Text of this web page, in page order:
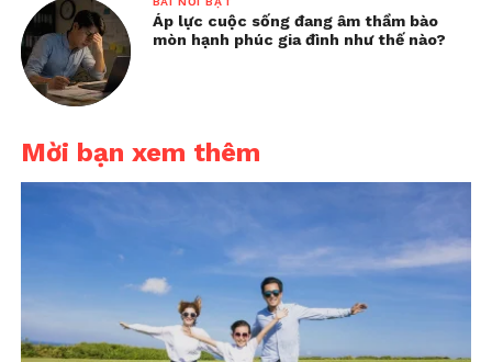
Áp lực cuộc sống đang âm thầm bào
mòn hạnh phúc gia đình như thế nào?
Mời bạn xem thêm